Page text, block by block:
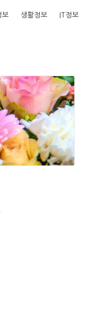
보 생활정보 IT정보